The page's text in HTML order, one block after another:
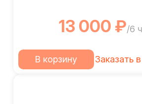
13 000 ₽/6
В корзину Заказать